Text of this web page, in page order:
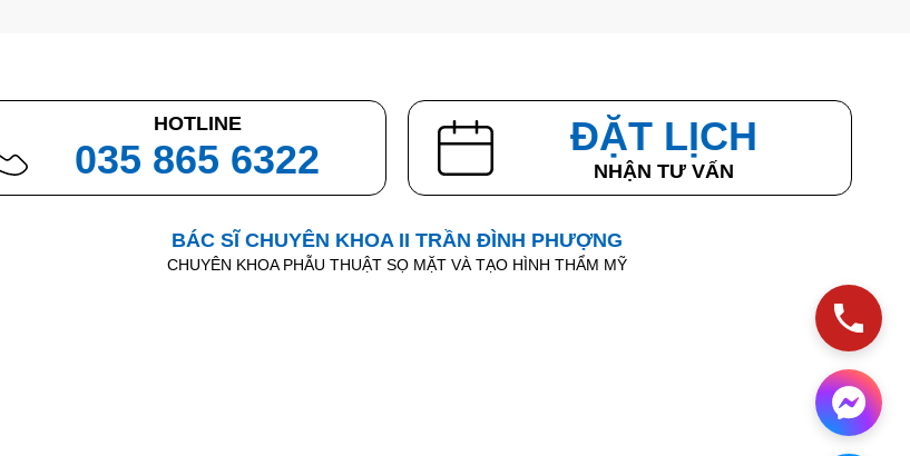
HOTLINE
035 865 6322
ĐẶT LỊCH
NHẬN TƯ VẤN
BÁC SĨ CHUYÊN KHOA II TRẦN ĐÌNH PHƯỢNG
CHUYÊN KHOA PHẪU THUẬT SỌ MẶT VÀ TẠO HÌNH THẨM MỸ